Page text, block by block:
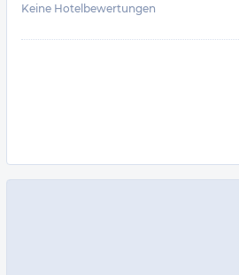
Keine Hotelbewertungen